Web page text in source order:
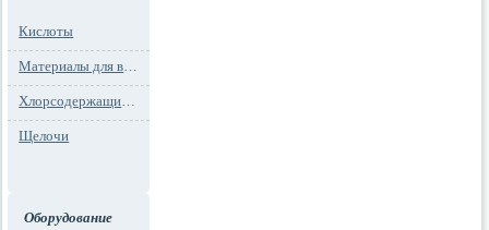
Кислоты
Материалы для водоподготовки
Хлорсодержащие препараты
Щелочи
Оборудование